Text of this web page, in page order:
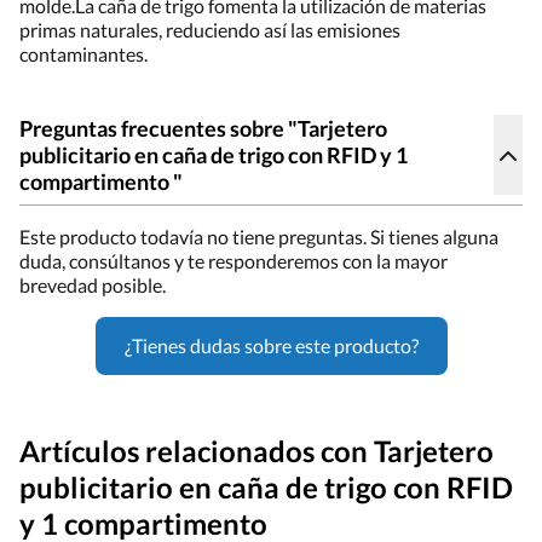
molde.La caña de trigo fomenta la utilización de materias
primas naturales, reduciendo así las emisiones
contaminantes.
Preguntas frecuentes sobre "Tarjetero
publicitario en caña de trigo con RFID y 1
compartimento "
Este producto todavía no tiene preguntas. Si tienes alguna
duda, consúltanos y te responderemos con la mayor
brevedad posible.
¿Tienes dudas sobre este producto?
Artículos relacionados con Tarjetero
publicitario en caña de trigo con RFID
y 1 compartimento